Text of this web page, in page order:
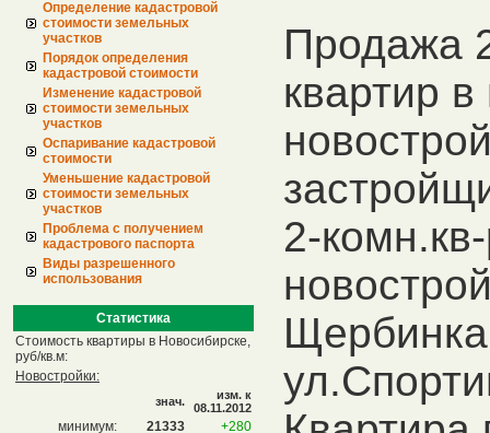
Определение кадастровой
стоимости земельных
участков
Порядок определения
кадастровой стоимости
Изменение кадастровой
стоимости земельных
участков
Оспаривание кадастровой
стоимости
Уменьшение кадастровой
стоимости земельных
участков
Проблема с получением
кадастрового паспорта
Виды разрешенного
использования
Статистика
Стоимость квартиры в Новосибирске,
руб/кв.м:
Новостройки:
знач.
изм. к
08.11.2012
минимум: 21333
+280
Продажа
квартир
2-